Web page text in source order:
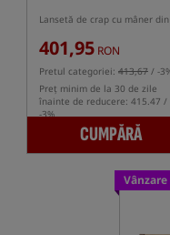
401,95 RON
Pretul categoriei: 413,67 / -
Preț minim de la 30 de zile
înainte de reducere: 415.47 /
-3%
CUMPĂRĂ
Vânzare